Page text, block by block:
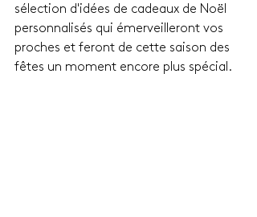
sélection d'idées de cadeaux de Noël
personnalisés qui émerveilleront vos
proches et feront de cette saison des
fêtes un moment encore plus spécial.